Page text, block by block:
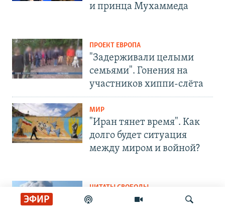
ЭФИР
и принца Мухаммеда
ПРОЕКТ ЕВРОПА
"Задерживали целыми
семьями". Гонения на
участников хиппи-слёта
МИР
"Иран тянет время". Как
долго будет ситуация
между миром и войной?
ЦИТАТЫ СВОБОДЫ
"Может ударить, как